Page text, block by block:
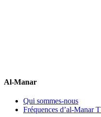
Al-Manar
Qui sommes-nous
Fréquences d’al-Manar